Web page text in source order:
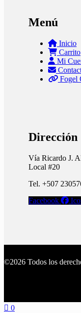
Menú
Inicio
Carrito
Mi
Fogel
Dirección
Vía Ricardo J.
Local #20
Tel. +507
Facebook
©2026 Todos los
0